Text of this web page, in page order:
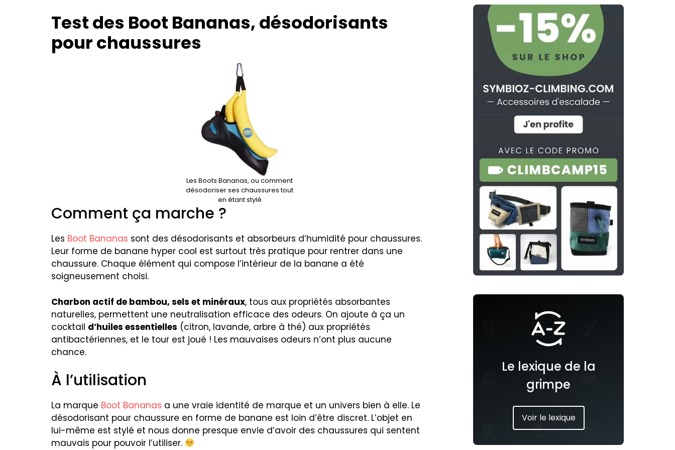
Test des Boot Bananas, désodorisants
pour chaussures
Les Boots Bananas, ou comment
désodoriser ses chaussures tout
en étant stylé
Comment ça marche ?
Les Boot Bananas sont des désodorisants et absorbeurs d’humidité pour chaussures.
Leur forme de banane hyper cool est surtout très pratique pour rentrer dans une
chaussure. Chaque élément qui compose l’intérieur de la banane a été
soigneusement choisi.
Charbon actif de bambou, sels et minéraux, tous aux propriétés absorbantes
naturelles, permettent une neutralisation efficace des odeurs. On ajoute à ça un
cocktail d’huiles essentielles (citron, lavande, arbre à thé) aux propriétés
antibactériennes, et le tour est joué ! Les mauvaises odeurs n’ont plus aucune
chance.
À l’utilisation
La marque Boot Bananas a une vraie identité de marque et un univers bien à elle. Le
désodorisant pour chaussure en forme de banane est loin d’être discret. L’objet en
lui-même est stylé et nous donne presque envie d’avoir des chaussures qui sentent
mauvais pour pouvoir l’utiliser.
Le lexique de la
grimpe
Voir le lexique